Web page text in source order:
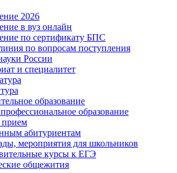
2026
в вуз онлайн
по сертификату БПС
по вопросам поступления
России
и специалитет
образование
образование
прием
абитуриентам
мероприятия для школьников
курсы к ЕГЭ
общежития